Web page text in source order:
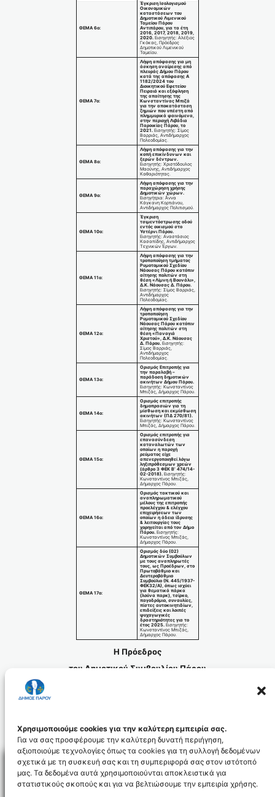
Χρησιμοποιούμε cookies για την καλύτερη εμπειρία σας.
Για να σας προσφέρουμε την καλύτερη δυνατή περιήγηση,
αξιοποιούμε τεχνολογίες όπως τα cookies για τη συλλογή δεδομένων
σχετικά με τη συσκευή σας και τη συμπεριφορά σας στον ιστότοπό
μας. Τα δεδομένα αυτά χρησιμοποιούνται αποκλειστικά για
στατιστικούς σκοπούς και για να βελτιώσουμε την εμπειρία χρήσης.
ΘΕΜΑ 6ο:
Έγκριση Ισολογισμού
Οικονομικών
καταστάσεων του
Δημοτικού Λιμενικού
Ταμείου Πάρου
Αντιπάρου, για τα έτη
2016, 2017, 2018, 2019,
2020.Εισηγητής: Αλέξιος
Γκόκας, Πρόεδρος
Δημοτικού Λιμενικού
Ταμείου.
ΘΕΜΑ 7ο:
Λήψη απόφασης για μη
άσκηση αναίρεσης από
πλευράς Δήμου Πάρου
κατά της απόφασης Α
1182/2024 του
Διοικητικού Εφετείου
Πειραιά και εξόφληση
της απαίτησης της
Κωνσταντίνας Μπιζά
για την αποκατάσταση
ζημιών που υπέστη από
πλημμυρικά φαινόμενα,
στην περιοχή Λιβάδια
Παροικίας Πάρου, το
2021.Εισηγητής: Σίμος
Βαρριάς, Αντιδήμαρχος
Πολεοδομίας.
ΘΕΜΑ 8ο:
Λήψη απόφασης για την
κοπή επικίνδυνων και
ξερών δέντρων.
Εισηγητής: Χριστόδουλος
Μαούνης, Αντιδήμαρχος
Καθαριότητας.
ΘΕΜΑ 9ο:
Λήψη απόφασης για την
παραχώρηση χρήσης
Δημοτικών χώρων.
Εισηγήτρια: Άννα
Κάγκανη Κορτιάνου,
Αντιδήμαρχος Πολιτισμού.
ΘΕΜΑ 10ο:
Έγκριση
τσιμεντόστρωσης οδού
εντός οικισμού στο
Υστέρνι Πάρου.
Εισηγητής: Αναστάσιος
Κασαπίδης, Αντιδήμαρχος
Τεχνικών Έργων.
ΘΕΜΑ 11ο:
Λήψη απόφασης για την
τροποποίηση τμήματος
Ρυμοτομικού Σχεδίου
Νάουσας Πάρου κατόπιν
αίτησης πολιτών στη
θέση «Λίμνη ή Βουνάλι»,
Δ.Κ. Νάουσας Δ. Πάρου.
Εισηγητής: Σίμος Βαρριάς,
Αντιδήμαρχος
Πολεοδομίας.
ΘΕΜΑ 12ο:
Λήψη απόφασης για την
τροποποίηση
Ρυμοτομικού Σχεδίου
Νάουσας Πάρου κατόπιν
αίτησης πολιτών στη
θέση «Παναγιά
Χριστού», Δ.Κ. Νάουσας
Δ. Πάρου.Εισηγητής:
Σίμος Βαρριάς,
Αντιδήμαρχος
Πολεοδομίας.
ΘΕΜΑ 13ο:
Ορισμός Επιτροπής για
την παραλαβή –
παράδοση δημοτικών
ακινήτων Δήμου Πάρου.
Εισηγητής: Κωνσταντίνος
Μπιζάς, Δήμαρχος Πάρου.
ΘΕΜΑ 14ο:
Ορισμός επιτροπής
δημοπρασιών για τη
μίσθωση και εκμίσθωση
ακινήτων (ΠΔ 270/81).
Εισηγητής: Κωνσταντίνος
Μπιζάς, Δήμαρχος Πάρου.
ΘΕΜΑ 15ο:
Ορισμός επιτροπής για
επανασύνδεση
καταναλωτών των
οποίων η παροχή
ρεύματος είχε
απενεργοποιηθεί λόγω
ληξιπρόθεσμων χρεών
(άρθρο 3 ΦΕΚ Β’ 474/14-
02-2018).Εισηγητής:
Κωνσταντίνος Μπιζάς,
Δήμαρχος Πάρου.
ΘΕΜΑ 16ο:
Ορισμός τακτικού και
αναπληρωματικού
μέλους της επιτροπής
προελέγχου & ελέγχου
επιχειρήσεων των
οποίων η άδεια ίδρυσης
& λειτουργίας τους
χορηγείται από τον Δήμο
Πάρου.Εισηγητής:
Κωνσταντίνος Μπιζάς,
Δήμαρχος Πάρου.
ΘΕΜΑ 17ο:
Ορισμός δύο (02)
Δημοτικών Συμβούλων
με τους αναπληρωτές
τους, ως Προέδρων, στο
Πρωτοβάθμιο και
Δευτεροβάθμιο
Συμβούλιο (Ν. 445/1937-
ΦΕΚ32/Α), όπως ισχύει
για θεματικά πάρκα
(λούνα παρκ), τσίρκο,
παγοδρόμιο, συναυλίες,
πίστες αυτοκινητιδίων,
επιδείξεις και λοιπές
ψυχαγωγικές
δραστηριότητες για το
έτος 2025.Εισηγητής:
Κωνσταντίνος Μπιζάς,
Δήμαρχος Πάρου.
Η Πρόεδρος
του Δημοτικού Συμβουλίου Πάρου